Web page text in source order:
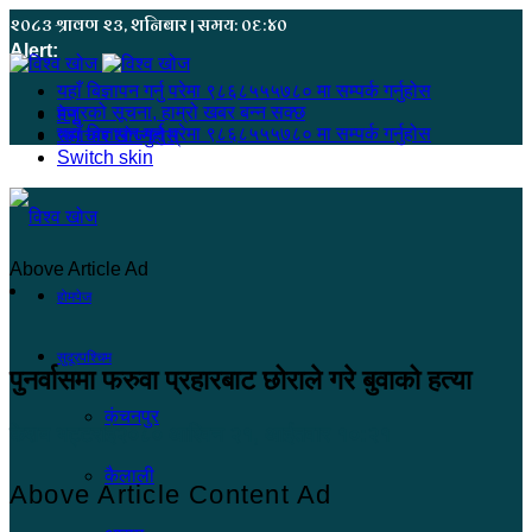
२०८३ श्रावण २३, शनिबार | समय: ०६:४०
Alert:
यहाँ बिज्ञापन गर्नु परेमा ९८६८५५५७८० मा सम्पर्क गर्नुहोस
हजुरको सूचना, हाम्रो खबर बन्न सक्छ
यहाँ बिज्ञापन गर्नु परेमा ९८६८५५५७८० मा सम्पर्क गर्नुहोस
मेनू
समाचार खोज्नुहोस्
Switch skin
होमपेज
सुदूरपश्चिम
कंचनपुर
कैलाली
Above Article Ad
पुनर्वासमा फरुवा प्रहारबाट छोराले गरे बुवाको हत्या
२०८० आश्विन २१, आईतवार १०:२१
Above Article Content Ad